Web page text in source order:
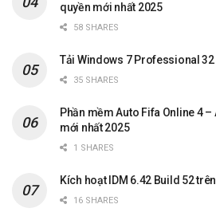
quyền mới nhất 2025
58 SHARES
Tải Windows 7 Professional 32
35 SHARES
Phần mềm Auto Fifa Online 4 –
mới nhất 2025
1 SHARES
Kích hoạt IDM 6.42 Build 52
16 SHARES